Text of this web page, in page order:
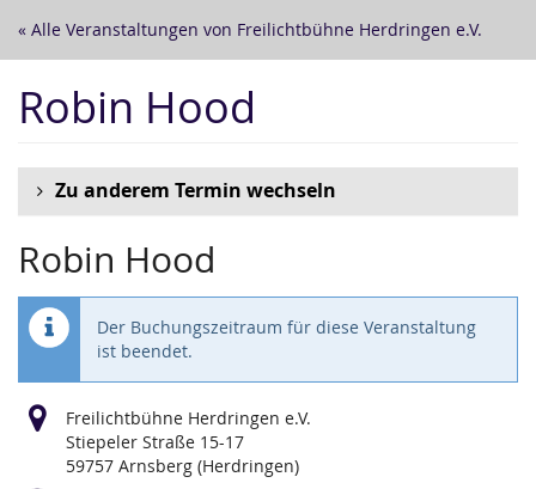
Zum
springen
« Alle Veranstaltungen von Freilichtbühne Herdringen e.V.
Robin Hood
Zu anderem Termin wechseln
Robin Hood
Der Buchungszeitraum für diese Veranstaltung
ist beendet.
Freilichtbühne Herdringen e.V.
Stiepeler Straße 15-17
59757 Arnsberg (Herdringen)